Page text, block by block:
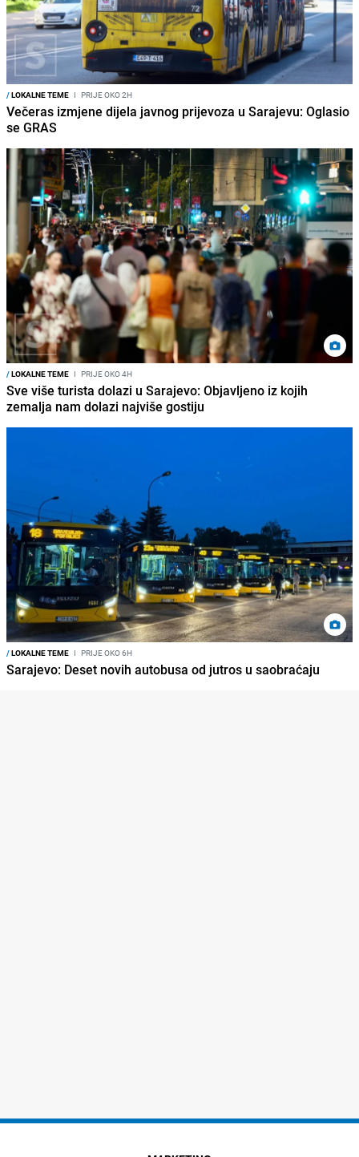
/LOKALNE TEME I PRIJE OKO 2H
Večeras izmjene dijela javnog prijevoza u Sarajevu: Oglasio
se GRAS
/LOKALNE TEME I PRIJE OKO 4H
Sve više turista dolazi u Sarajevo: Objavljeno iz kojih
zemalja nam dolazi najviše gostiju
/LOKALNE TEME I PRIJE OKO 6H
Sarajevo: Deset novih autobusa od jutros u saobraćaju